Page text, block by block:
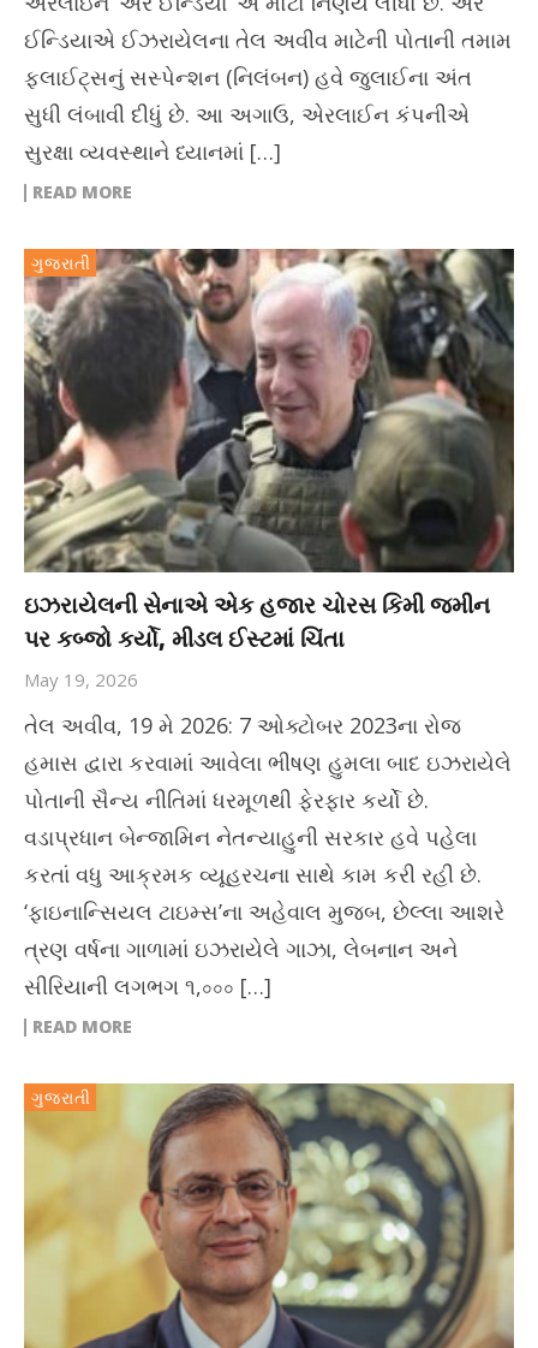
ઈન્ડિયાએ ઈઝરાયેલના તેલ અવીવ માટેની પોતાની તમામ
ફ્લાઈટ્સનું સસ્પેન્શન (નિલંબન) હવે જુલાઈના અંત
સુધી લંબાવી દીધું છે. આ અગાઉ, એરલાઈન કંપનીએ
સુરક્ષા વ્યવસ્થાને ધ્યાનમાં […]
READ MORE
ગુજરાતી
ઇઝરાયેલની સેનાએ એક હજાર ચોરસ કિમી જમીન
પર કબ્જો કર્યો, મીડલ ઈસ્ટમાં ચિંતા
May 19, 2026
તેલ અવીવ, 19 મે 2026: 7 ઓક્ટોબર 2023ના રોજ
હમાસ દ્વારા કરવામાં આવેલા ભીષણ હુમલા બાદ ઇઝરાયેલે
પોતાની સૈન્ય નીતિમાં ધરમૂળથી ફેરફાર કર્યો છે.
વડાપ્રધાન બેન્જામિન નેતન્યાહુની સરકાર હવે પહેલા
કરતાં વધુ આક્રમક વ્યૂહરચના સાથે કામ કરી રહી છે.
‘ફાઇનાન્સિયલ ટાઇમ્સ’ના અહેવાલ મુજબ, છેલ્લા આશરે
ત્રણ વર્ષના ગાળામાં ઇઝરાયેલે ગાઝા, લેબનાન અને
સીરિયાની લગભગ ૧,০০০ […]
READ MORE
ગુજરાતી